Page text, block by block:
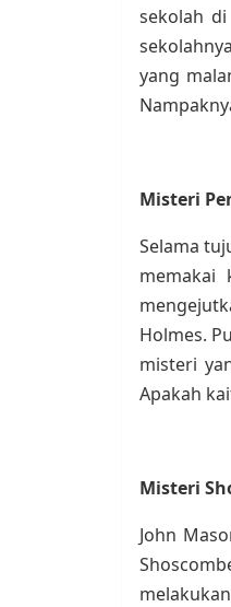
sekolah
yang
Misteri
Selama
memakai
Holmes.
misteri
Apakah
Misteri
John